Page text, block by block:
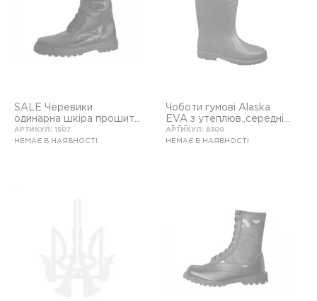
SALE Черевики
одинарна шкіра прошиті
проклеєні
АРТИКУЛ: 1507
НЕМАЄ В НАЯВНОСТІ
Чоботи гумові Alaska
EVA з утеплюв.,середні
(869)
АРТИКУЛ: 8300
НЕМАЄ В НАЯВНОСТІ